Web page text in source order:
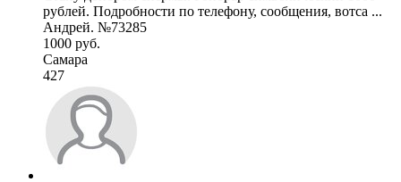
рублей. Подробности по телефону, сообщения, вотса ...
Андрей. №73285
1000 руб.
Самара
427